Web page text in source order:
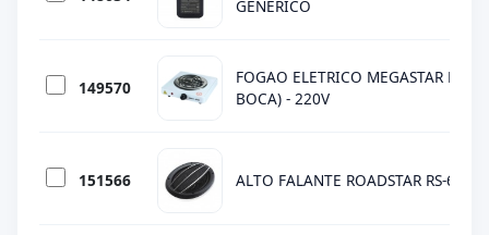
GENERICO
149570
FOGAO ELETRICO MEGASTAR HE-
BOCA) - 220V
151566 ALTO FALANTE ROADSTAR RS-